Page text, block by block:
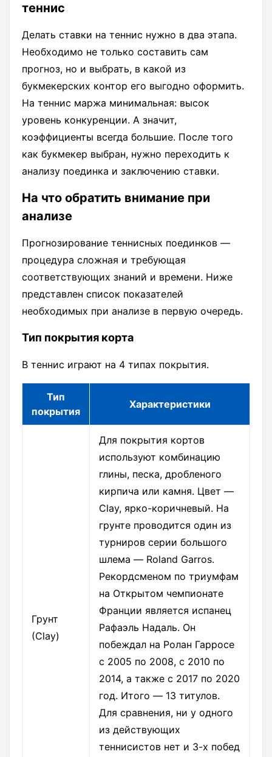
теннис
Делать ставки на теннис нужно в два этапа.
Необходимо не только составить сам
прогноз, но и выбрать, в какой из
букмекерских контор его выгодно оформить.
На теннис маржа минимальная: высок
уровень конкуренции. А значит,
коэффициенты всегда большие. После того
как букмекер выбран, нужно переходить к
анализу поединка и заключению ставки.
На что обратить внимание при
анализе
Прогнозирование теннисных поединков —
процедура сложная и требующая
соответствующих знаний и времени. Ниже
представлен список показателей
необходимых при анализе в первую очередь.
Тип покрытия корта
В теннис играют на 4 типах покрытия.
Тип
покрытия
Характеристики
Грунт
(Clay)
Для покрытия кортов
используют комбинацию
глины, песка, дробленого
кирпича или камня. Цвет —
Clay, ярко-коричневый. На
грунте проводится один из
турниров серии большого
шлема — Roland Garros.
Рекордсменом по триумфам
на Открытом чемпионате
Франции является испанец
Рафаэль Надаль. Он
побеждал на Ролан Гарросе
c 2005 по 2008, с 2010 по
2014, а также с 2017 по 2020
год. Итого — 13 титулов.
Для сравнения, ни у одного
из действующих
теннисистов нет и 3-х побед